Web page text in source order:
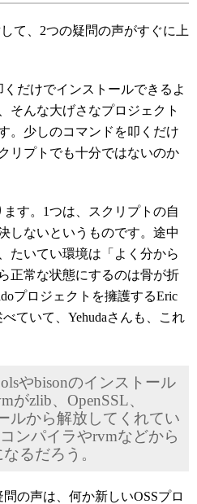
て、2つの疑問の声がすぐに上
だけでインストールできるよ
そんな大げさなプロジェクト
。少しのコマンドを叩くだけ
リプトでも十分ではないのか
す。1つは、スクリプトの自
しないというものです。途中
たいてい環境は「よく分から
正常な状態にするのは骨が折
プロジェクトを擁護するEric
ていて、Yehudaさんも、これ
やbisonのインストール
がzlib、OpenSSL、
ルから解放してくれてい
ンパイラやrvmなどから
るだろう。
の声は、何か新しいOSSプロ